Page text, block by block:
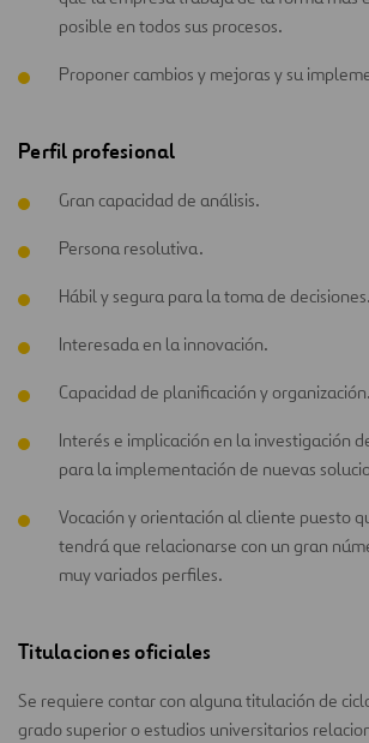
posible en todos sus procesos.
Proponer cambios y mejoras y su
Perfil profesional
Gran capacidad de análisis.
Persona resolutiva.
Hábil y segura para la toma de decisiones.
Interesada en la innovación.
Capacidad de planificación y organización.
Interés e implicación en la investigación
para la implementación de nuevas
Vocación y orientación al cliente puesto
tendrá que relacionarse con un gran
muy variados perfiles.
Titulaciones oficiales
Se requiere contar con alguna titulación de
grado superior o estudios universitarios